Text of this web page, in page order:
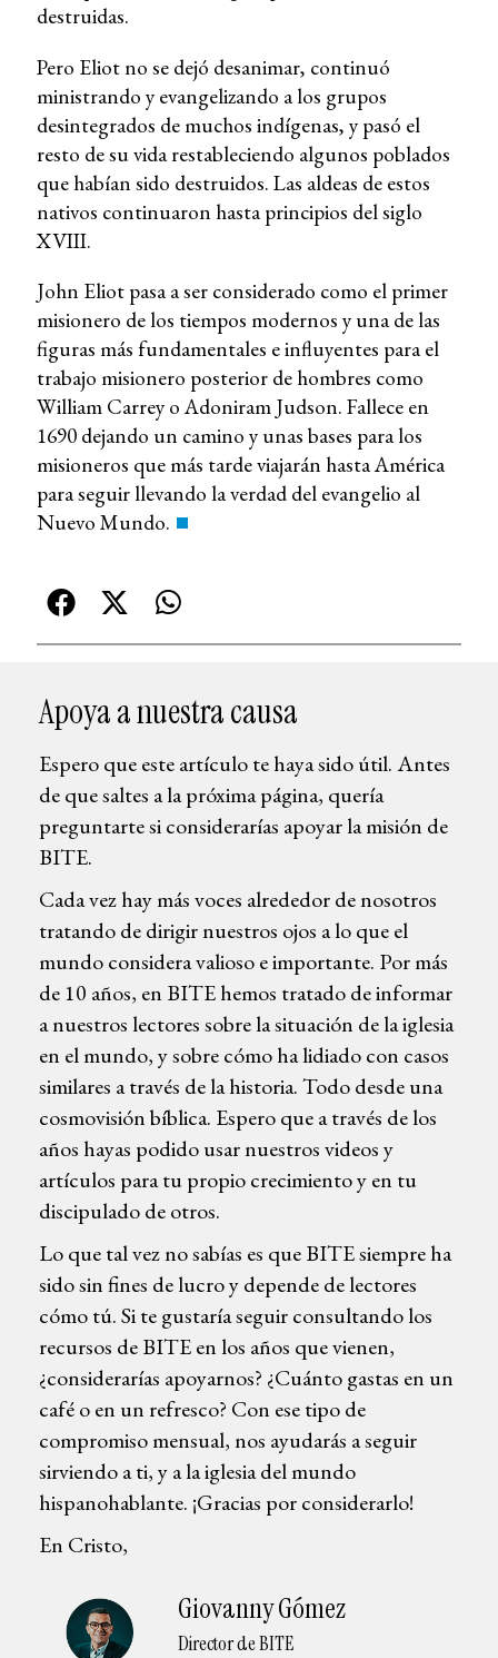
destruidas.
Pero Eliot no se dejó desanimar, continuó
ministrando y evangelizando a los grupos
desintegrados de muchos indígenas, y pasó el
resto de su vida restableciendo algunos poblados
que habían sido destruidos. Las aldeas de estos
nativos continuaron hasta principios del siglo
XVIII.
John Eliot pasa a ser considerado como el primer
misionero de los tiempos modernos y una de las
figuras más fundamentales e influyentes para el
trabajo misionero posterior de hombres como
William Carrey o Adoniram Judson. Fallece en
1690 dejando un camino y unas bases para los
misioneros que más tarde viajarán hasta América
para seguir llevando la verdad del evangelio al
Nuevo Mundo.
Apoya a nuestra causa
Espero que este artículo te haya sido útil. Antes
de que saltes a la próxima página, quería
preguntarte si considerarías apoyar la misión de
BITE.
Cada vez hay más voces alrededor de nosotros
tratando de dirigir nuestros ojos a lo que el
mundo considera valioso e importante. Por más
de 10 años, en BITE hemos tratado de informar
a nuestros lectores sobre la situación de la iglesia
en el mundo, y sobre cómo ha lidiado con casos
similares a través de la historia. Todo desde una
cosmovisión bíblica. Espero que a través de los
años hayas podido usar nuestros videos y
artículos para tu propio crecimiento y en tu
discipulado de otros.
Lo que tal vez no sabías es que BITE siempre ha
sido sin fines de lucro y depende de lectores
cómo tú. Si te gustaría seguir consultando los
recursos de BITE en los años que vienen,
¿considerarías apoyarnos? ¿Cuánto gastas en un
café o en un refresco? Con ese tipo de
compromiso mensual, nos ayudarás a seguir
sirviendo a ti, y a la iglesia del mundo
hispanohablante. ¡Gracias por considerarlo!
En Cristo,
Giovanny Gómez
Director de BITE